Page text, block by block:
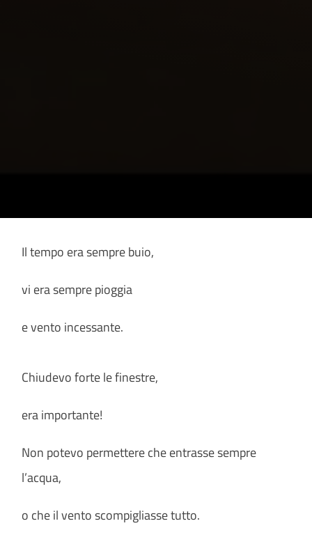
Il tempo era sempre buio,
vi era sempre pioggia
e vento incessante.
Chiudevo forte le finestre,
era importante!
Non potevo permettere che entrasse sempre
l’acqua,
o che il vento scompigliasse tutto.